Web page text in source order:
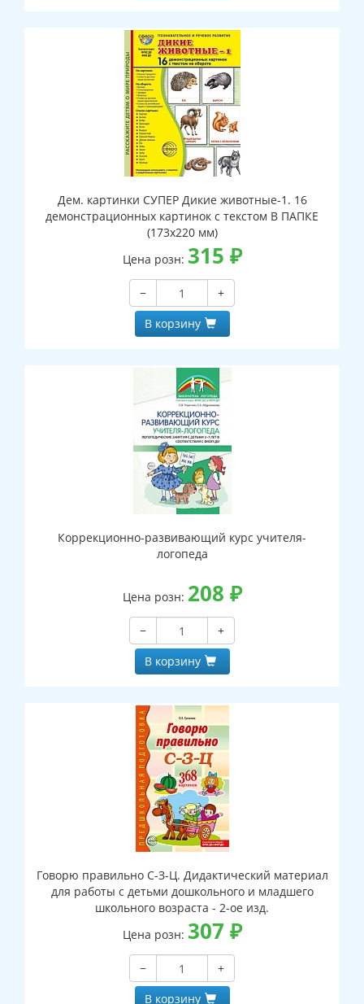
Дем. картинки СУПЕР Дикие животные-1. 16
демонстрационных картинок с текстом В ПАПКЕ
(173х220 мм)
Цена розн: 315 ₽
−
+
В корзину
Коррекционно-развивающий курс учителя-
логопеда
Цена розн: 208 ₽
−
+
В корзину
Говорю правильно С-З-Ц. Дидактический материал
для работы с детьми дошкольного и младшего
школьного возраста - 2-ое изд.
Цена розн: 307 ₽
−
+
В корзину